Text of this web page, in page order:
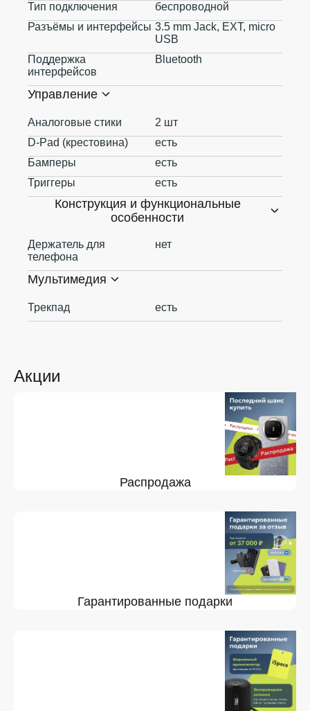
Акции
Распродажа
Гарантированные подарки
Тип подключения
беспроводной
Разъёмы и интерфейсы 3.5 mm Jack, EXT, micro
USB
Поддержка
интерфейсов
Bluetooth
Управление
Аналоговые стики
2 шт
D-Pad (крестовина)
есть
Бамперы
есть
Триггеры
есть
Конструкция и функциональные
особенности
Держатель для
телефона
нет
Мультимедия
Трекпад есть